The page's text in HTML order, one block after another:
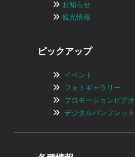
お知らせ
観光情報
ピックアップ
イベント
フォトギャラリー
プロモーションビデオ
デジタルパンフレット